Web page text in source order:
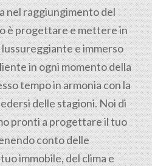
nel raggiungimento del
è progettare e mettere in
e immerso
in ogni momento della
tempo in armonia con la
delle stagioni. Noi di
pronti a progettare il tuo
conto delle
immobile, del clima e